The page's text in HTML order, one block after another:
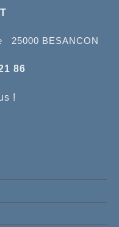
25000 BESANCON
86
!